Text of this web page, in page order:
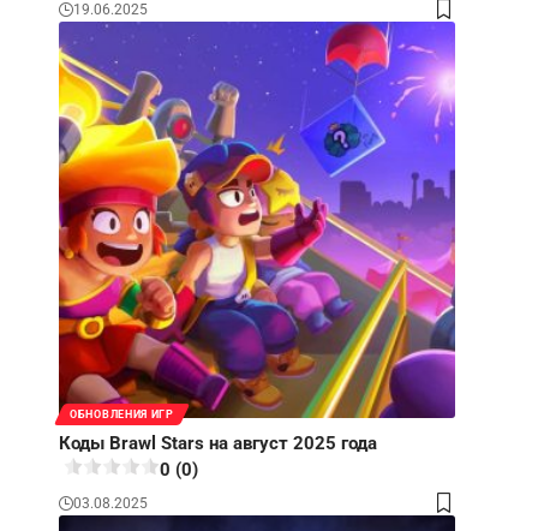
19.06.2025
ОБНОВЛЕНИЯ ИГР
Коды Brawl Stars на август 2025 года
0 (0)
03.08.2025